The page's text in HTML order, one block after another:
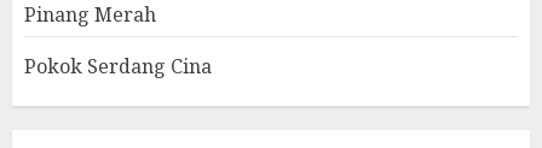
Pinang Merah
Pokok Serdang Cina